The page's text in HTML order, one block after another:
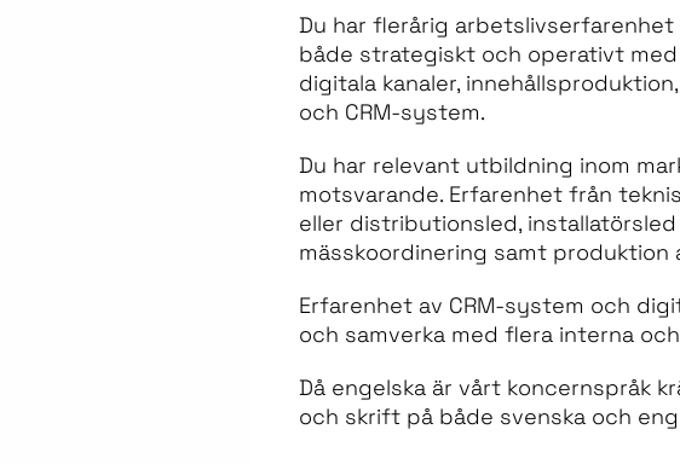
Du har flerårig
både strategiskt och operativt
digitala kanaler,
och CRM-system.
Du har relevant utbildning inom
motsvarande. Erfarenhet från
eller distributionsled,
mässkoordinering samt produktion
Erfarenhet av CRM-system och
och samverka med flera interna
Då engelska är vårt koncernspråk
och skrift på både svenska och